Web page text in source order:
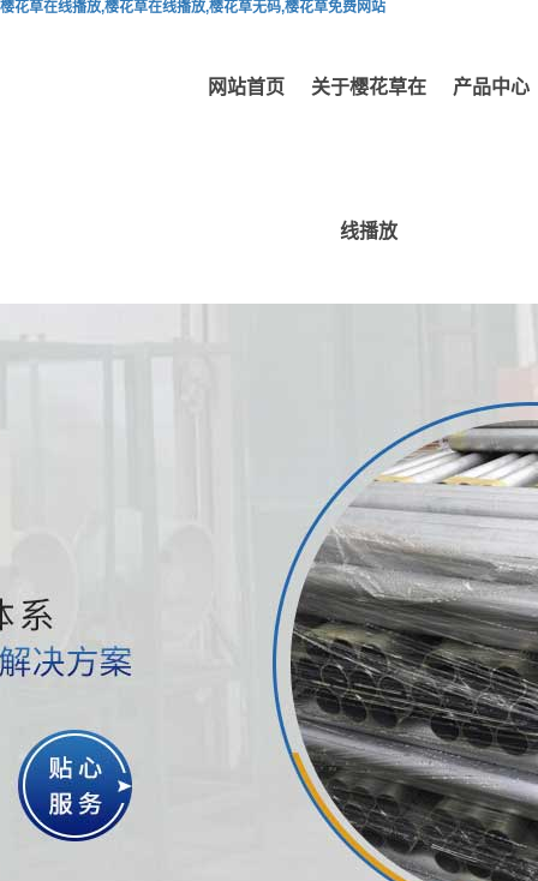
樱花草在线播放,樱花草在线播放,樱花草无码,樱花草免费网站
网站首页 关于樱花草在
线播放
产品中心